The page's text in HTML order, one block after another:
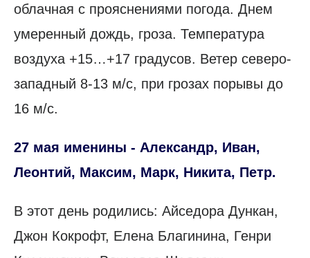
облачная с прояснениями погода. Днем
умеренный дождь, гроза. Температура
воздуха +15…+17 градусов. Ветер северо-
западный 8-13 м/с, при грозах порывы до
16 м/с.
27 мая именины - Александр, Иван,
Леонтий, Максим, Марк, Никита, Петр.
В этот день родились: Айседора Дункан,
Джон Кокрофт, Елена Благинина, Генри